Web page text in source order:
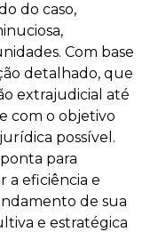
do caso,
Com base
detalhado, que
extrajudicial até
com o objetivo
possível.
para
a eficiência e
de sua
e estratégica